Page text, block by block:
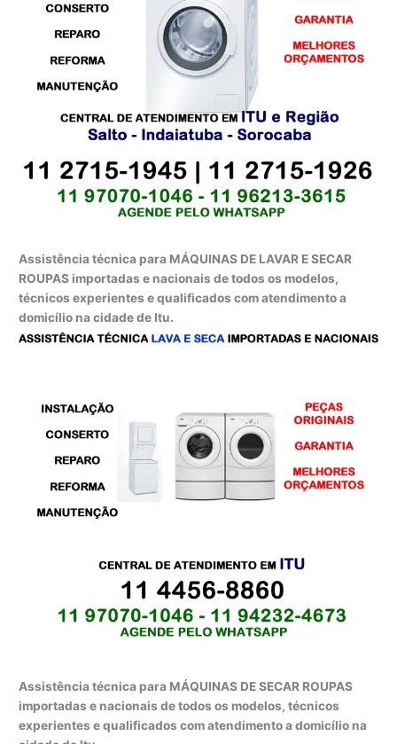
Assistência técnica para MÁQUINAS DE LAVAR E SECAR
ROUPAS importadas e nacionais de todos os modelos,
técnicos experientes e qualificados com atendimento a
domicílio na cidade de Itu.
Assistência técnica para MÁQUINAS DE SECAR ROUPAS
importadas e nacionais de todos os modelos, técnicos
experientes e qualificados com atendimento a domicílio na